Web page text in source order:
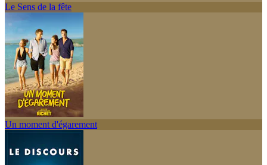
Le Sens de la fête
Un moment d'égarement